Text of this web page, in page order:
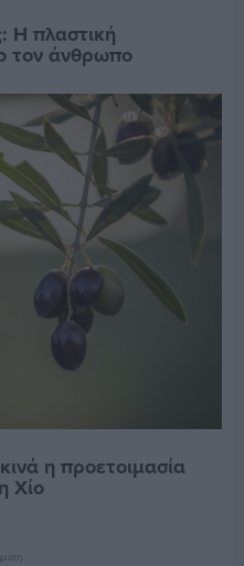
Η πλαστική
τον άνθρωπο
η προετοιμασία
Χίο